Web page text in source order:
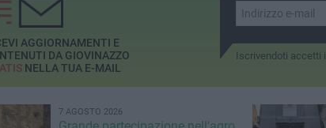
Iscrivendoti accetti i
AGGIORNAMENTI E
DA GIOVINAZZO
NELLA TUA E-MAIL
7 AGOSTO 2026